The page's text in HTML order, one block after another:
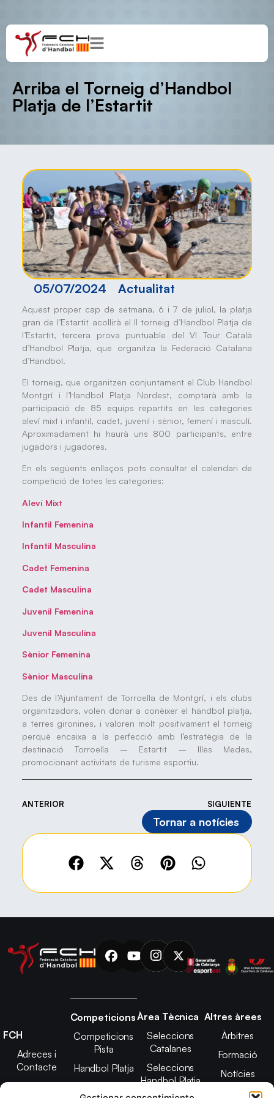
Arriba el Torneig d’Handbol
Platja de l’Estartit
05/07/2024 Actualitat
Aquest proper cap de setmana, 6 i 7 de juliol, la platja
gran de l’Estartit acollirà el II torneig d’Handbol Platja de
l’Estartit, tercera prova puntuable del VI Tour Català
d’Handbol Platja, que organitza la Federació Catalana
d’Handbol.
El torneig, que organitzen conjuntament el Club Handbol
Montgrí i l’Handbol Platja Nordest, comptarà amb la
participació de 85 equips repartits en les categories
aleví mixt i infantil, cadet, juvenil i sènior, femení i masculí.
Aproximadament hi haurà uns 800 participants, entre
jugadors i jugadores.
En els següents enllaços pots consultar el calendari de
competició de totes les categories:
Aleví Mixt
Infantil Femenina
Infantil Masculina
Cadet Femenina
Cadet Masculina
Juvenil Femenina
Juvenil Masculina
Sènior Femenina
Sènior Masculina
Des de l’Ajuntament de Torroella de Montgrí, i els clubs
organitzadors, volen donar a conèixer el handbol platja,
a terres gironines, i valoren molt positivament el torneig
perquè encaixa a la perfecció amb l’estratègia de la
destinació Torroella – Estartit – Illes Medes,
promocionant activitats de turisme esportiu.
ANTERIOR SIGUIENTE
Tornar a notícies
FCH
Adreces i
Contacte
Junta Directiva
Competicions
Competicions
Pista
Handbol Platja
Àrea Tècnica
Seleccions
Catalanes
Seleccions
Handbol Platja
Altres àrees
Àrbitres
Formació
Notícies
Adreces de